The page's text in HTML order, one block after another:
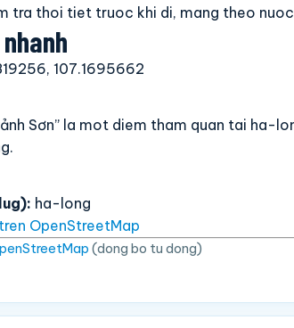
tra thoi tiet truoc khi di, mang theo
107.1695662
Sơn” la mot diem tham quan tai ha-
ha-long
OpenStreetMap
(dong bo tu dong)